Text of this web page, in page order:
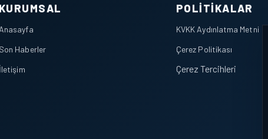
KURUMSAL
Anasayfa
Son Haberler
İletişim
POLITIKALAR
KVKK Aydınlatma Metni
Çerez Politikası
Çerez Tercihleri